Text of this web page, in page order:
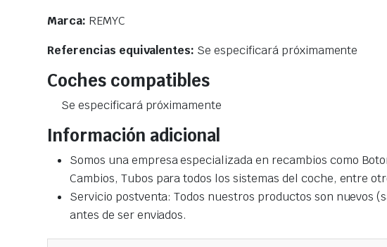
Marca: REMYC
Referencias equivalentes: Se especificará próximamente
Coches compatibles
Se especificará próximamente
Información adicional
Somos una empresa especializada en recambios como
Cambios, Tubos para todos los sistemas del coche, entre
Servicio postventa: Todos nuestros productos son nuevos
antes de ser enviados.